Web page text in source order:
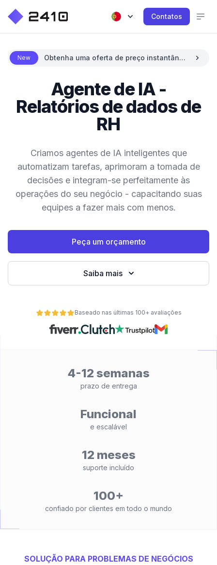
Contatos
New
Obtenha uma oferta de preço instantânea
Agente de IA -
Relatórios de dados de
RH
Criamos agentes de IA inteligentes que
automatizam tarefas, aprimoram a tomada de
decisões e integram-se perfeitamente às
operações do seu negócio - capacitando suas
equipes a fazer mais com menos.
Peça um orçamento
Saiba mais
Baseado nas últimas 100+ avaliações
4-12 semanas
prazo de entrega
Funcional
e escalável
12 meses
suporte incluído
100+
confiado por clientes em todo o mundo
SOLUÇÃO PARA PROBLEMAS DE NEGÓCIOS